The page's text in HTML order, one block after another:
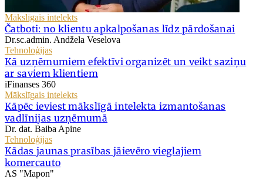
Mākslīgais intelekts
Čatboti: no klientu apkalpošanas līdz pārdošanai
Dr.sc.admin. Andžela Veselova
Tehnoloģijas
Kā uzņēmumiem efektīvi organizēt un veikt saziņu
ar saviem klientiem
iFinanses 360
Mākslīgais intelekts
Kāpēc ieviest mākslīgā intelekta izmantošanas
vadlīnijas uzņēmumā
Dr. dat. Baiba Apine
Tehnoloģijas
Kādas jaunas prasības jāievēro vieglajiem
komercauto
AS "Mapon"